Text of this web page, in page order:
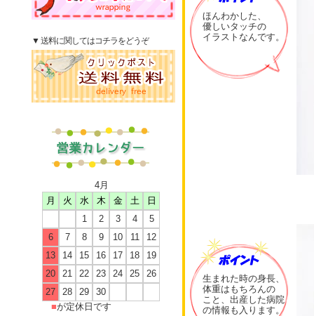
▼ 送料に関してはコチラをどうぞ
4月
月
火 水 木 金 土
日
1
2 3 4
5
6
7 8 9 10 11
12
13
14 15 16 17 18
19
20
21 22 23 24 25
26
27
28 29
30
■が定休日です
ほんわかした、
優しいタッチの
イラストなんです。
生まれた時の身長、
体重はもちろんの
こと、出産した病院
の情報も入ります。